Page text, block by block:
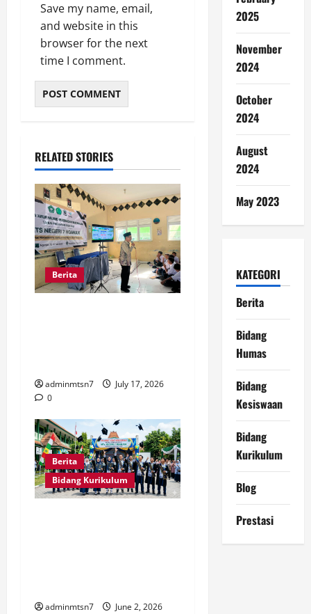
Save my name, email,
and website in this
browser for the next
time I comment.
RELATED STORIES
Berita
adminmtsn7
July 17, 2026
0
Berita
Bidang Kurikulum
adminmtsn7
June 2, 2026
2025
November
2024
October
2024
August
2024
May 2023
KATEGORI
Berita
Bidang
Humas
Bidang
Kesiswaan
Bidang
Kurikulum
Blog
Prestasi